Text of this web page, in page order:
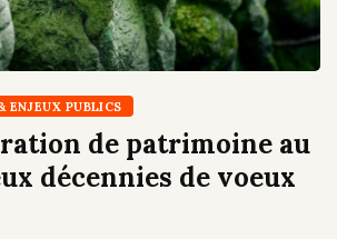
ENJEUX PUBLICS
de patrimoine au
décennies de voeux